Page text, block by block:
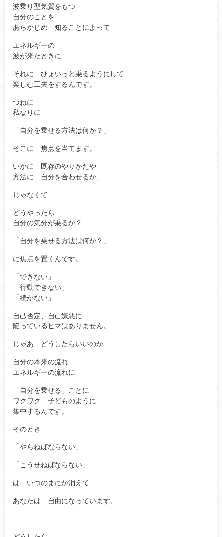
波乗り型気質をもつ
自分のことを
あらかじめ 知ることによって
エネルギーの
波が来たときに
それに ひょいっと乗るようにして
楽しむ工夫をするんです。
つねに
私なりに
「自分を乗せる方法は何か？」
そこに 焦点を当てます。
いかに 既存のやりかたや
方法に 自分を合わせるか、
じゃなくて
どうやったら
自分の気分が乗るか？
「自分を乗せる方法は何か？」
に焦点を置くんです。
「できない」
「行動できない」
「続かない」
自己否定、自己嫌悪に
陥っているヒマはありません。
じゃあ どうしたらいいのか
自分の本来の流れ
エネルギーの流れに
「自分を乗せる」ことに
ワクワク 子どものように
集中するんです。
そのとき
「やらねばならない」
「こうせねばならない」
は いつのまにか消えて
あなたは 自由になっています。